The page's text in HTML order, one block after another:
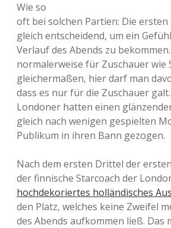
Wie so
oft bei solchen Partien: Die ersten
gleich entscheidend, um ein
Verlauf des Abends zu
normalerweise für Zuschauer wie
gleichermaßen, hier darf man
dass es nur für die Zuschauer
Londoner hatten einen
gleich nach wenigen gespielten
Publikum in ihren Bann gezogen.
Nach dem ersten Drittel der
der finnische Starcoach der
hochdekoriertes holländisches
den Platz, welches keine Zweifel
des Abends aufkommen ließ. Das